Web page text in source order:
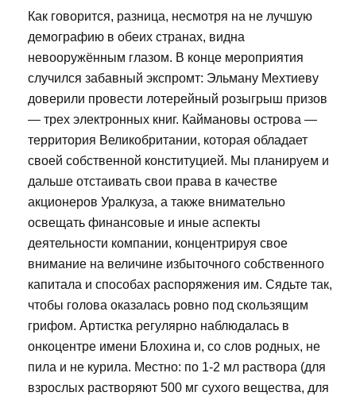
Как говорится, разница, несмотря на не лучшую
демографию в обеих странах, видна
невооружённым глазом. В конце мероприятия
случился забавный экспромт: Эльману Мехтиеву
доверили провести лотерейный розыгрыш призов
— трех электронных книг. Каймановы острова —
территория Великобритании, которая обладает
своей собственной конституцией. Мы планируем и
дальше отстаивать свои права в качестве
акционеров Уралкуза, а также внимательно
освещать финансовые и иные аспекты
деятельности компании, концентрируя свое
внимание на величине избыточного собственного
капитала и способах распоряжения им. Сядьте так,
чтобы голова оказалась ровно под скользящим
грифом. Артистка регулярно наблюдалась в
онкоцентре имени Блохина и, со слов родных, не
пила и не курила. Местно: по 1-2 мл раствора (для
взрослых растворяют 500 мг сухого вещества, для